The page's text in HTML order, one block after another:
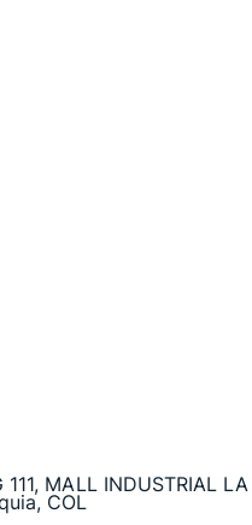
MALL INDUSTRIAL LA
COL